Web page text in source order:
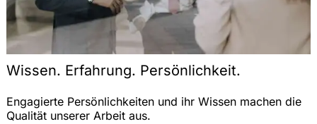
Wissen. Erfahrung. Persönlichkeit.
Engagierte Persönlichkeiten und ihr Wissen machen die
Qualität unserer Arbeit aus.